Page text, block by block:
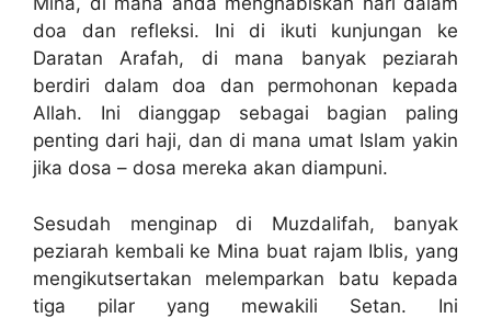
doa dan refleksi. Ini di ikuti kunjungan ke
Daratan Arafah, di mana banyak peziarah
berdiri dalam doa dan permohonan kepada
Allah. Ini dianggap sebagai bagian paling
penting dari haji, dan di mana umat Islam yakin
jika dosa – dosa mereka akan diampuni.
Sesudah menginap di Muzdalifah, banyak
peziarah kembali ke Mina buat rajam Iblis, yang
mengikutsertakan melemparkan batu kepada
tiga pilar yang mewakili Setan. Ini